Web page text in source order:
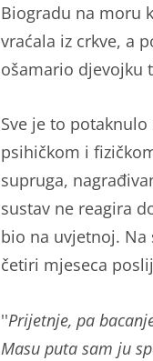
Biogradu na moru
vraćala iz crkve, a
ošamario djevojku
Sve je to
psihičkom i
supruga,
sustav ne reagira
bio na uvjetnoj. Na
četiri mjeseca
''Prijetnje, pa
Masu puta sam ju